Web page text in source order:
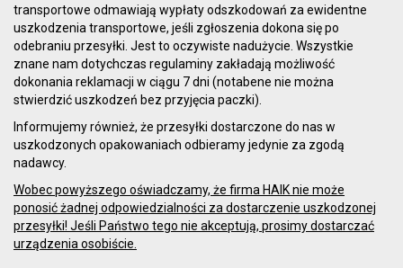
transportowe odmawiają wypłaty odszkodowań za ewidentne
uszkodzenia transportowe, jeśli zgłoszenia dokona się po
odebraniu przesyłki. Jest to oczywiste nadużycie. Wszystkie
znane nam dotychczas regulaminy zakładają możliwość
dokonania reklamacji w ciągu 7 dni (notabene nie można
stwierdzić uszkodzeń bez przyjęcia paczki).
Informujemy również, że przesyłki dostarczone do nas w
uszkodzonych opakowaniach odbieramy jedynie za zgodą
nadawcy.
Wobec powyższego oświadczamy, że firma HAIK nie może
ponosić żadnej odpowiedzialności za dostarczenie uszkodzonej
przesyłki! Jeśli Państwo tego nie akceptują, prosimy dostarczać
urządzenia osobiście.